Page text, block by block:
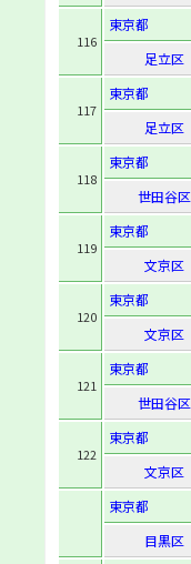
116
東京都
足立区
117
東京都
足立区
118
東京都
世田谷区
119
東京都
文京区
120
東京都
文京区
121
東京都
世田谷区
122
東京都
文京区
東京都
目黒区